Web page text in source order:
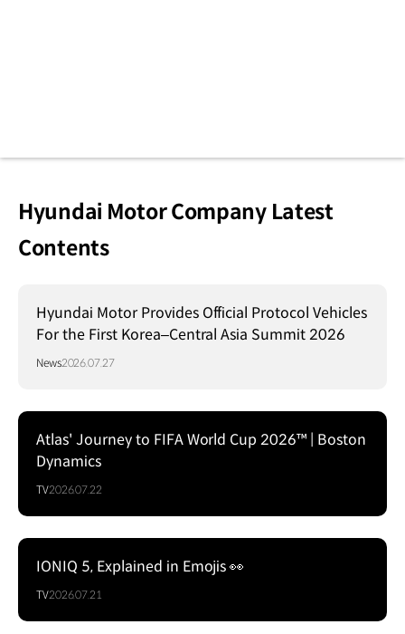
Hyundai Motor Company Latest
Contents
Hyundai Motor Provides Official Protocol Vehicles
For the First Korea–Central Asia Summit 2026
News2026.07.27
Atlas' Journey to FIFA World Cup 2026™ | Boston
Dynamics
TV2026.07.22
IONIQ 5, Explained in Emojis 👀
TV2026.07.21